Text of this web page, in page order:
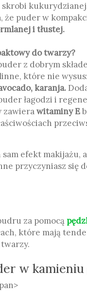
że puder w
i tłustej.
do twarzy?
z dobrym
które nie
karanja.
łagodzi i
zawierawitaminy E
efekt makijażu,
przyczyniasz się
za pomocą
które mają
twarzy.
w